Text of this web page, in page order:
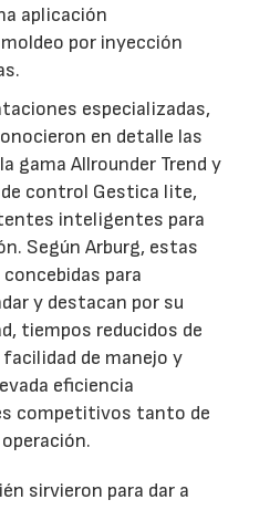
aplicación
por inyección
especializadas,
en detalle las
gama Allrounder Trend y
control Gestica lite,
inteligentes para
Según Arburg, estas
para
y destacan por su
tiempos reducidos de
de manejo y
eficiencia
competitivos tanto de
sirvieron para dar a